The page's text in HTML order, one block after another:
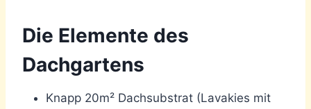
Die Elemente des
Dachgartens
Knapp 20m² Dachsubstrat (Lavakies mit